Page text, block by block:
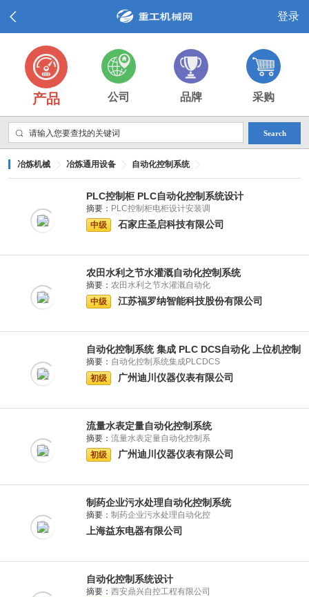
登录
产品 公司 品牌 采购
Search
冶炼机械 冶炼通用设备 自动化控制系统
PLC控制柜 PLC自动化控制系统设计
摘要： PLC控制柜电柜设计安装调
中级
石家庄圣启科技有限公司
农田水利之节水灌溉自动化控制系统
摘要： 农田水利之节水灌溉自动化
中级
江苏福罗纳智能科技股份有限公司
自动化控制系统 集成 PLC DCS自动化 上位机控制
摘要： 自动化控制系统集成PLCDCS
初级
广州迪川仪器仪表有限公司
流量水表定量自动化控制系统
摘要： 流量水表定量自动化控制系
初级
广州迪川仪器仪表有限公司
制药企业污水处理自动化控制系统
摘要： 制药企业污水处理自动化控
上海益东电器有限公司
自动化控制系统设计
摘要： 西安鼎兴自控工程有限公司